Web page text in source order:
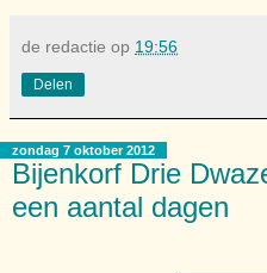
de redactie op 19:56
Delen
zondag 7 oktober 2012
Bijenkorf Drie
een aantal dagen